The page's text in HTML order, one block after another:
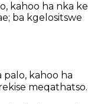
kahoo ha nka ke
ba kgelositswe
palo, kahoo ha
meqathatso.